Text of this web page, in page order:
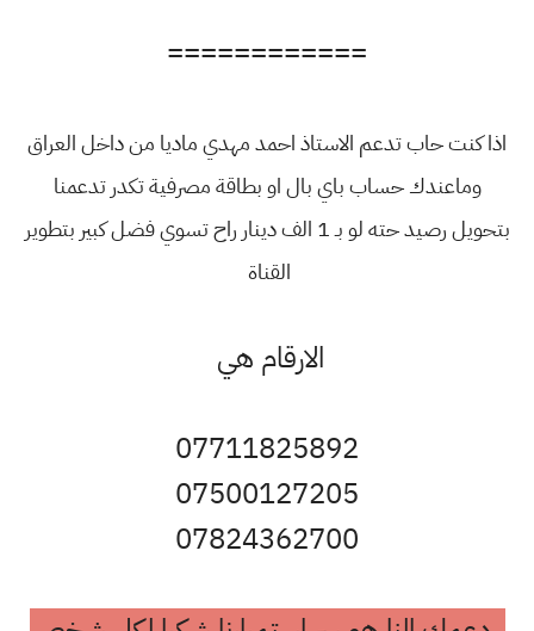
============
اذا كنت حاب تدعم الاستاذ احمد مهدي ماديا من داخل العراق
وماعندك حساب باي بال او بطاقة مصرفية تكدر تدعمنا
بتحويل رصيد حته لو بـ 1 الف دينار راح تسوي فضل كبير بتطوير
القناة
الارقام هي
07711825892
07500127205
07824362700